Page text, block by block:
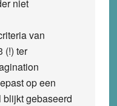
niet
van
(!) ter
op een
gebaseerd